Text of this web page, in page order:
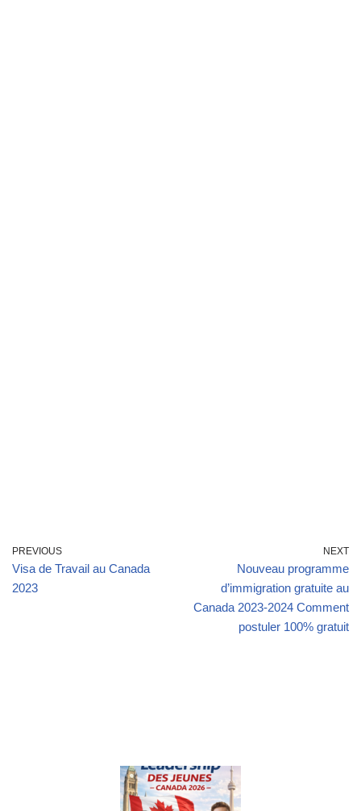
PREVIOUS
Visa de Travail au Canada
2023
NEXT
Nouveau programme
d’immigration gratuite au
Canada 2023-2024 Comment
postuler 100% gratuit